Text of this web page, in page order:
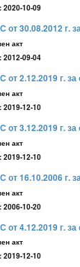
2020-10-09
30.08.2012 г.
акт
2012-09-04
2.12.2019 г.
акт
2019-12-10
3.12.2019 г. за
акт
2019-12-10
16.10.2006 г.
акт
2006-10-20
4.12.2019 г. за
акт
2019-12-10